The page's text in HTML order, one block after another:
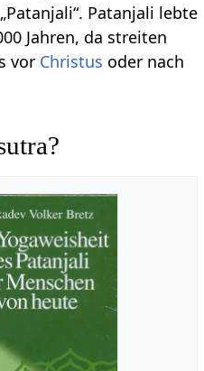
Patanjali lebte
Jahren, da streiten
vor Christus oder nach